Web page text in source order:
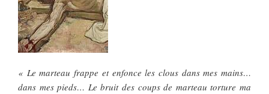
« Le marteau frappe et enfonce les clous dans mes mains…
dans mes pieds… Le bruit des coups de marteau torture ma